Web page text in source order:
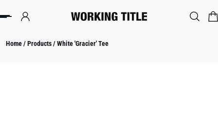
TO CONTENT
Home/Products/White 'Gracier' Tee